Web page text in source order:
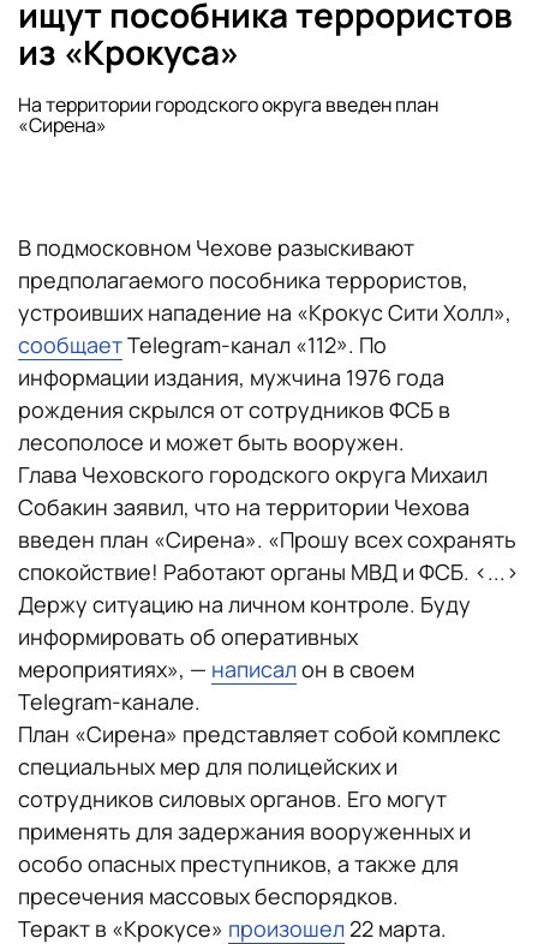
ищут пособника террористов
из «Крокуса»
На территории городского округа введен план
«Сирена»
В подмосковном Чехове разыскивают
предполагаемого пособника террористов,
устроивших нападение на «Крокус Сити Холл»,
сообщаетTelegram-канал «112». По
информации издания, мужчина 1976 года
рождения скрылся от сотрудников ФСБ в
лесополосе и может быть вооружен.
Глава Чеховского городского округа Михаил
Собакин заявил, что на территории Чехова
введен план «Сирена». «Прошу всех сохранять
спокойствие! Работают органы МВД и ФСБ. <...>
Держу ситуацию на личном контроле. Буду
информировать об оперативных
мероприятиях», — написалон в своем
Telegram-канале.
План «Сирена» представляет собой комплекс
специальных мер для полицейских и
сотрудников силовых органов. Его могут
применять для задержания вооруженных и
особо опасных преступников, а также для
пресечения массовых беспорядков.
Теракт в «Крокусе» произошел 22 марта.